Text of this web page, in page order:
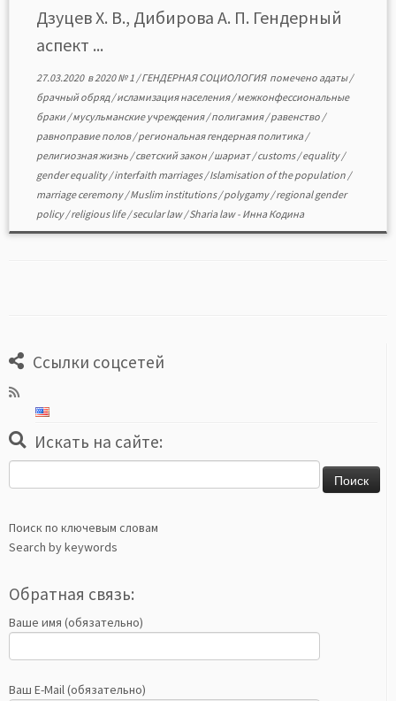
регионов Юга России Института социально-
политических исследований РАН и кафедры
социологии Северо-Осетинского государственного
Дзуцев Х. В., Дибирова А. П. Гендерный
аспект ...
27.03.2020в2020 № 1 /ГЕНДЕРНАЯ СОЦИОЛОГИЯ помечено адаты/
брачный обряд/исламизация населения/межконфессиональные
браки /мусульманские учреждения/полигамия/равенство /
равноправие полов/региональная гендерная политика/
религиозная жизнь /светский закон /шариат/customs/equality/
gender equality/interfaith marriages/Islamisation of the population /
marriage ceremony/Muslim institutions/polygamy/regional gender
policy/religious life/secular law/Sharia law- Инна Кодина
Ссылки соцсетей
Искать на сайте:
Поиск по ключевым словам
Search by keywords
Обратная связь:
Ваше имя (обязательно)
Ваш E-Mail (обязательно)